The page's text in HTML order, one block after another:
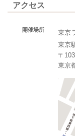
アクセス
開催場所
東京
東京
〒
東京